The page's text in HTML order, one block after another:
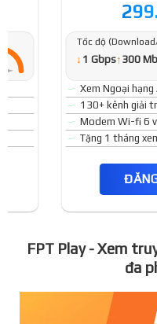
Tốc độ
↓ 1 Gbps↑ 300
Xem Ngoại
130+ kênh giải
Modem Wi-fi 6
Tặng 1 tháng
FPT Play - Xem
đa